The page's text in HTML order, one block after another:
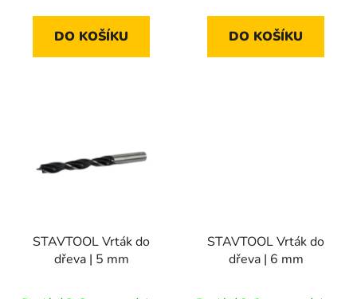
DO KOŠÍKU DO KOŠÍKU
STAVTOOL Vrták do
dřeva | 5 mm
STAVTOOL Vrták do
dřeva | 6 mm